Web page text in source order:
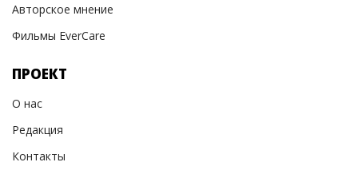
Авторское мнение
Фильмы EverCare
ПРОЕКТ
О нас
Редакция
Контакты